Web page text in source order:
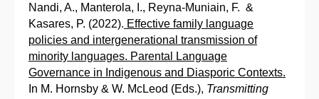
Nandi, A., Manterola, I., Reyna-Muniain, F. &
Kasares, P. (2022). Effective family language
policies and intergenerational transmission of
minority languages. Parental Language
Governance in Indigenous and Diasporic Contexts.
In M. Hornsby & W. McLeod (Eds.), Transmitting